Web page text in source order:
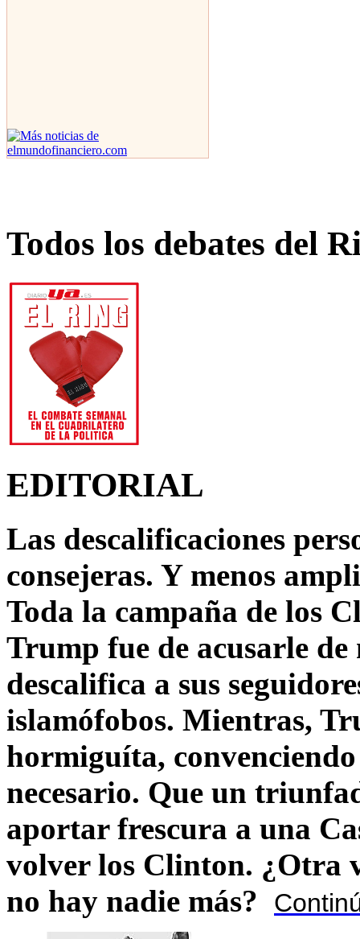
Todos los debates del
EDITORIAL
Las descalificaciones
consejeras. Y menos
Toda la campaña de los
Trump fue de acusarle
descalifica a sus
islamófobos. Mientras,
hormiguíta,
necesario. Que un
aportar frescura a una
volver los Clinton. ¿Otra
no hay nadie más?